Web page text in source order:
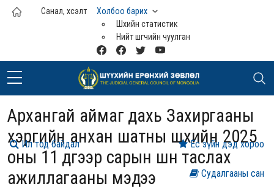
Үндсэн агуулга руу шилжих
Санал, хүсэлт
Холбоо барих
Шүүхийн статистик
Нийт шүүгчийн чуулган
Архангай аймаг дахь Захиргааны
хэргийн анхан шатны шүүхийн 2025
оны 11 дүгээр сарын шүүн таслах
ажиллагааны мэдээ
Судалгааны сан
Ёс зүйн дэд хороо
Ил тод байдал